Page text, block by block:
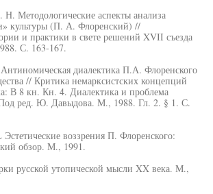
Методологические аспекты анализа
культуры (П. А. Флоренский) //
и практики в свете решений XVII съезда
С. 163-167.
диалектика П.А. Флоренского
// Критика немарксистских концепций
В 8 кн. Кн. 4. Диалектика и проблема
ред. Ю. Давыдова. М., 1988. Гл. 2. § 1. С.
воззрения П. Флоренского:
обзор. М., 1991.
русской утопической мысли XX века. М.,